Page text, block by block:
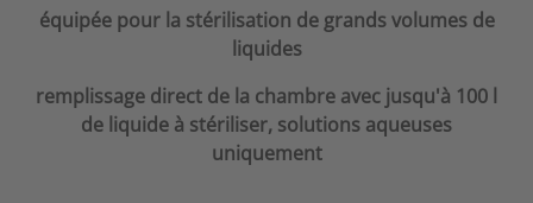
équipée pour la stérilisation de grands volumes de
liquides
remplissage direct de la chambre avec jusqu'à 100 l
de liquide à stériliser, solutions aqueuses
uniquement